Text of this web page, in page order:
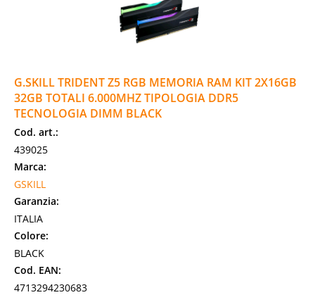
G.SKILL TRIDENT Z5 RGB MEMORIA RAM KIT 2X16GB
32GB TOTALI 6.000MHZ TIPOLOGIA DDR5
TECNOLOGIA DIMM BLACK
Cod. art.:
439025
Marca:
GSKILL
Garanzia:
ITALIA
Colore:
BLACK
Cod. EAN:
4713294230683